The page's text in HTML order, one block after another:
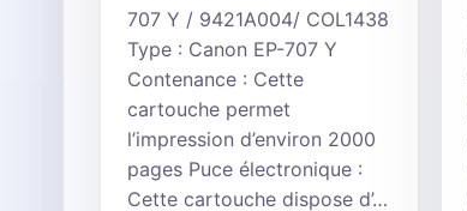
707 Y / 9421A004/ COL1438
Type : Canon EP-707 Y
Contenance : Cette
cartouche permet
l’impression d’environ 2000
pages Puce électronique :
Cette cartouche dispose d’…